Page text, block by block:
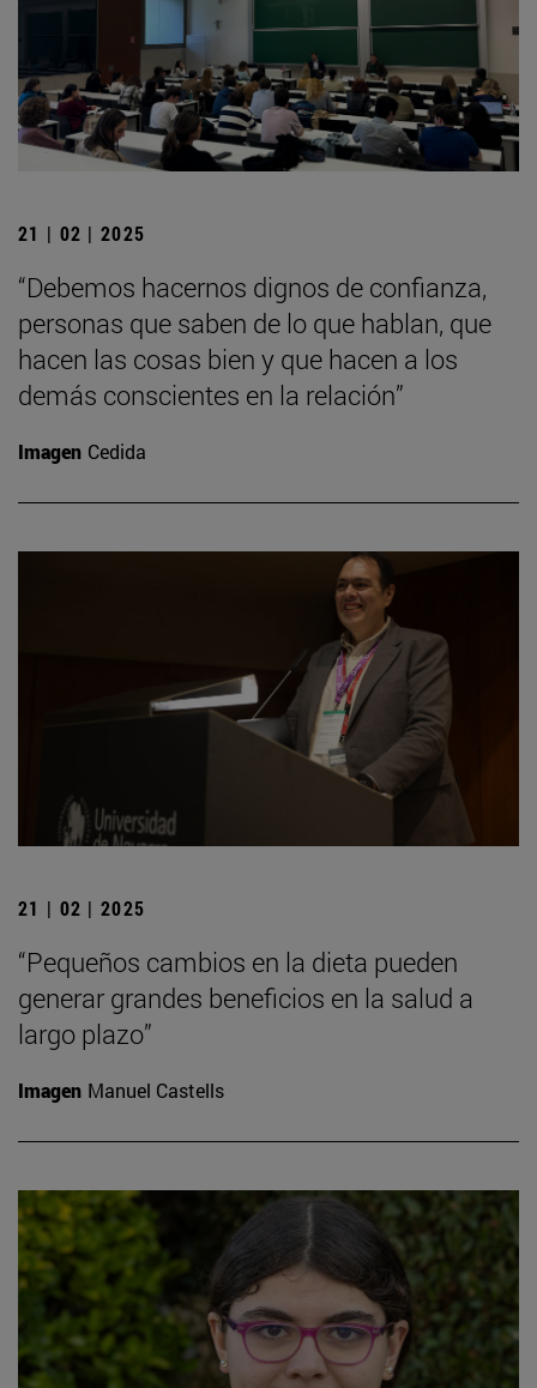
21 | 02 | 2025
“Debemos hacernos dignos de confianza,
personas que saben de lo que hablan, que
hacen las cosas bien y que hacen a los
demás conscientes en la relación”
Imagen Cedida
21 | 02 | 2025
“Pequeños cambios en la dieta pueden
generar grandes beneficios en la salud a
largo plazo”
Imagen Manuel Castells